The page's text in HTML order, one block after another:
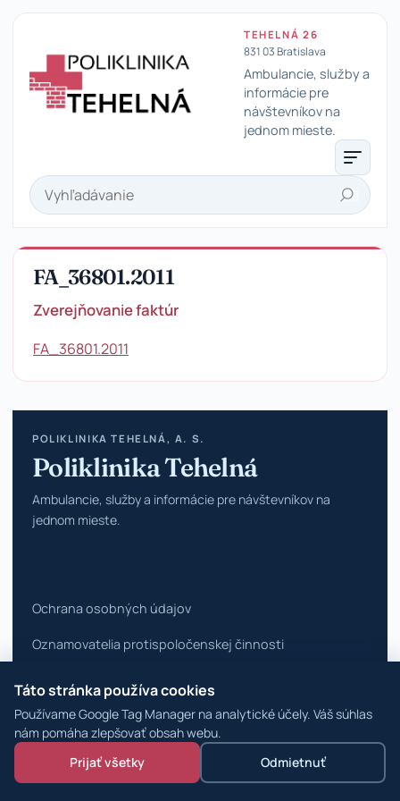
Táto stránka používa cookies
Používame Google Tag Manager na analytické účely. Váš súhlas
nám pomáha zlepšovať obsah webu.
Prijať všetky
Odmietnuť
TEHELNÁ 26
831 03 Bratislava
Ambulancie, služby a
informácie pre
návštevníkov na
jednom mieste.
Hľadať
FA_36801.2011
Zverejňovanie faktúr
FA_36801.2011
POLIKLINIKA TEHELNÁ, A. S.
Poliklinika Tehelná
Ambulancie, služby a informácie pre návštevníkov na
jednom mieste.
Ochrana osobných údajov
Oznamovatelia protispoločenskej činnosti
Vyhlásenie o prístupnosti
Zmeniť nastavenia cookies
© 2026 Poliklinika Tehelná · WordPress špecialisti